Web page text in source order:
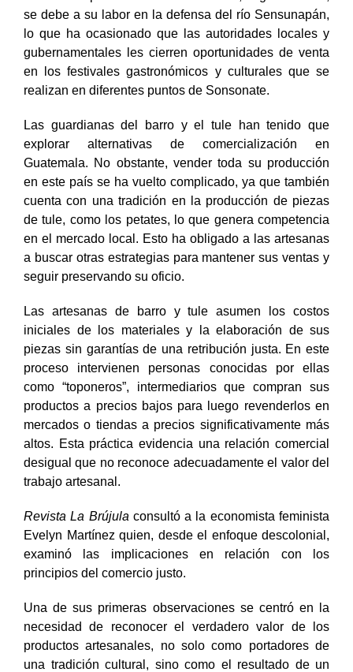
se debe a su labor en la defensa del río Sensunapán,
lo que ha ocasionado que las autoridades locales y
gubernamentales les cierren oportunidades de venta
en los festivales gastronómicos y culturales que se
realizan en diferentes puntos de Sonsonate.
Las guardianas del barro y el tule han tenido que
explorar alternativas de comercialización en
Guatemala. No obstante, vender toda su producción
en este país se ha vuelto complicado, ya que también
cuenta con una tradición en la producción de piezas
de tule, como los petates, lo que genera competencia
en el mercado local. Esto ha obligado a las artesanas
a buscar otras estrategias para mantener sus ventas y
seguir preservando su oficio.
Las artesanas de barro y tule asumen los costos
iniciales de los materiales y la elaboración de sus
piezas sin garantías de una retribución justa. En este
proceso intervienen personas conocidas por ellas
como “toponeros”, intermediarios que compran sus
productos a precios bajos para luego revenderlos en
mercados o tiendas a precios significativamente más
altos. Esta práctica evidencia una relación comercial
desigual que no reconoce adecuadamente el valor del
trabajo artesanal.
Revista La Brújula consultó a la economista feminista
Evelyn Martínez quien, desde el enfoque descolonial,
examinó las implicaciones en relación con los
principios del comercio justo.
Una de sus primeras observaciones se centró en la
necesidad de reconocer el verdadero valor de los
productos artesanales, no solo como portadores de
una tradición cultural, sino como el resultado de un